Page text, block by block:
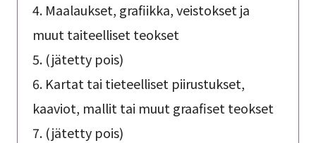
4. Maalaukset, grafiikka, veistokset ja
muut taiteelliset teokset
5. (jätetty pois)
6. Kartat tai tieteelliset piirustukset,
kaaviot, mallit tai muut graafiset teokset
7. (jätetty pois)